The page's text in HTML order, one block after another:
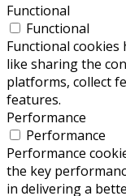
Functional
Functional
Functional
like sharing the
platforms, collect
features.
Performance
Performance
Performance
the key
in delivering a